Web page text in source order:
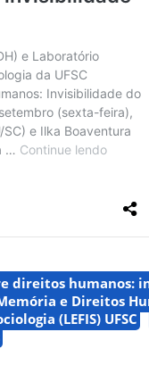
direitos humanos:
e Direitos
(LEFIS) UFSC